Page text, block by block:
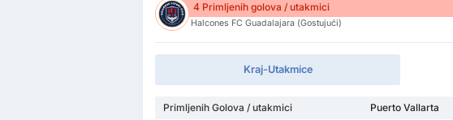
4 Primljenih golova / utakmici
Halcones FC Guadalajara (Gostujući)
Kraj-Utakmice
Primljenih Golova / utakmici Puerto Vallarta